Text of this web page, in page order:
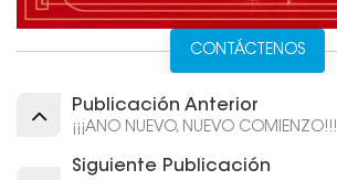
CONTÁCTENOS
Publicación Anterior
¡¡¡AÑO NUEVO, NUEVO COMIENZO!!!
Siguiente Publicación